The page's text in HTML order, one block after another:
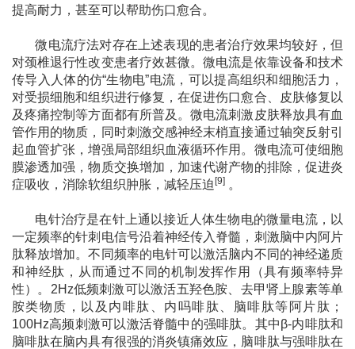
提高耐力，甚至可以帮助伤口愈合。
微电流疗法对存在上述表现的患者治疗效果均较好，但
对颈椎退行性改变患者疗效甚微。微电流是依靠设备和技术
传导入人体的仿“生物电”电流，可以提高组织和细胞活力，
对受损细胞和组织进行修复，在促进伤口愈合、皮肤修复以
及疼痛控制等方面都有所普及。微电流刺激皮肤释放具有血
管作用的物质，同时刺激交感神经末梢直接通过轴突反射引
起血管扩张，增强局部组织血液循环作用。微电流可使细胞
膜渗透加强，物质交换增加，加速代谢产物的排除，促进炎
症吸收，消除软组织肿胀，减轻压迫 [9] 。
电针治疗是在针上通以接近人体生物电的微量电流，以
一定频率的针刺电信号沿着神经传入脊髓，刺激脑中内阿片
肽释放增加。不同频率的电针可以激活脑内不同的神经递质
和神经肽，从而通过不同的机制发挥作用（具有频率特异
性）。 2Hz低频刺激可以激活五羟色胺、去甲肾上腺素等单
胺类物质，以及内啡肽、内吗啡肽、脑啡肽等阿片肽；
100Hz高频刺激可以激活脊髓中的强啡肽。 其中β-内啡肽和
脑啡肽在脑内具有很强的消炎镇痛效应，脑啡肽与强啡肽在